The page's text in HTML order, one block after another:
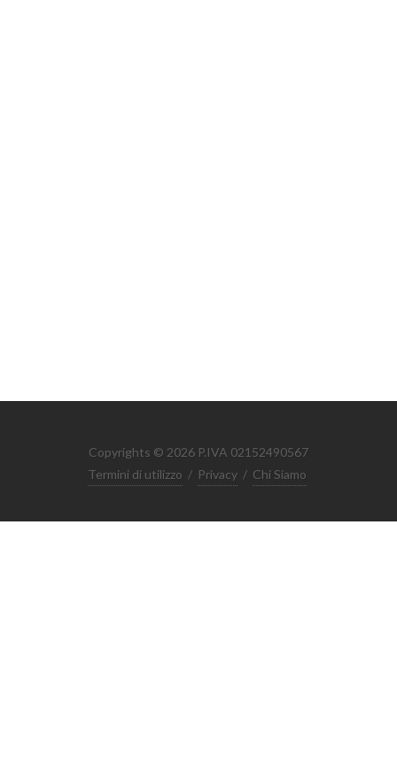
Copyrights © 2026 P.IVA 02152490567
Termini di utilizzo / Privacy / Chi Siamo